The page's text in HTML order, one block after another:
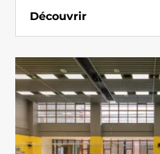
Découvrir